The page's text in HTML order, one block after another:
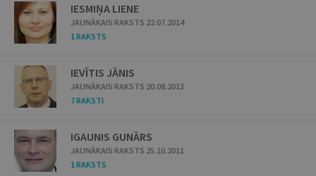
IESMIŅA LIENE
JAUNĀKAIS RAKSTS 22.07.2014
1 RAKSTS
IEVĪTIS JĀNIS
JAUNĀKAIS RAKSTS 20.08.2013
7 RAKSTI
IGAUNIS GUNĀRS
JAUNĀKAIS RAKSTS 25.10.2011
1 RAKSTS